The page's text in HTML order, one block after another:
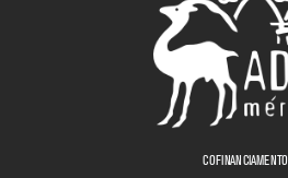
COFINANCIAMENTO